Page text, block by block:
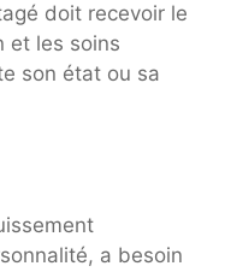
doit recevoir le
et les soins
son état ou sa
a besoin